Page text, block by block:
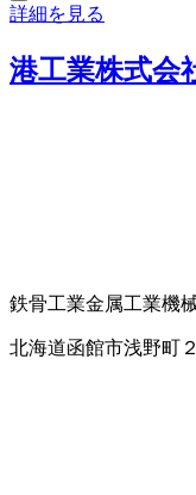
詳細を見る
港工業株式会
鉄骨工業金属工業機
北海道函館市浅野町